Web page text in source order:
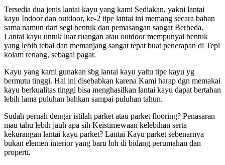
Tersedia dua jenis lantai kayu yang kami Sediakan, yakni lantai
kayu Indoor dan outdoor, ke-2 tipe lantai ini memang secara bahan
sama namun dari segi bentuk dan pemasangan sangat Berbeda.
Lantai kayu untuk luar ruangan atau outdoor mempunyai bentuk
yang lebih tebal dan memanjang sangat tepat buat penerapan di Tepi
kolam renang, sebagai pagar.
Kayu yang kami gunakan sbg lantai kayu yaitu tipe kayu yg
bermutu tinggi. Hal ini disebabkan karena Kami harap dgn memakai
kayu berkualitas tinggi bisa menghasilkan lantai kayu dapat bertahan
lebih lama puluhan bahkan sampai puluhan tahun.
Sudah pernah dengar istilah parket atau parket flooring? Penasaran
mau tahu lebih jauh apa sih Keistimewaan kelebihan serta
kekurangan lantai kayu parket? Lantai Kayu parket sebenarnya
bukan elemen interior yang baru loh di bidang perumahan dan
properti.